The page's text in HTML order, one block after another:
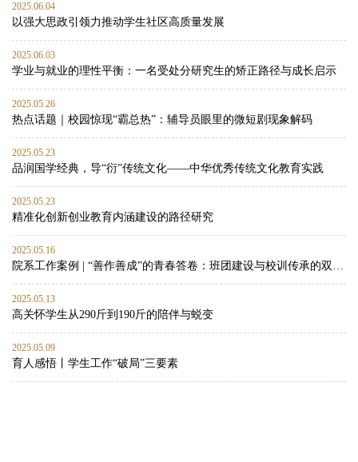
2025.06.04
以强大思政引领力推动学生社区高质量发展
2025.06.03
学业与就业的理性平衡：一名受处分研究生的矫正路径与成长启示
2025.05.26
热点话题｜校园惊现“霸总热”：辅导员眼里的微短剧现象解码
2025.05.23
品润国学经典，导“衍”传统文化——中华优秀传统文化教育实践
2025.05.23
精准化创新创业教育内涵建设的路径研究
2025.05.16
院系工作案例 | “善作善成”的青春答卷：班团建设与校训传承的双向赋能实践
2025.05.13
高关怀学生从290斤到190斤的陪伴与蜕变
2025.05.09
育人感悟丨学生工作“破局”三要素